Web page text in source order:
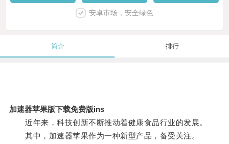
安卓市场，安全绿色
简介 排行
加速器苹果版下载免费版ins
近年来，科技创新不断推动着健康食品行业的发展。
其中，加速器苹果作为一种新型产品，备受关注。